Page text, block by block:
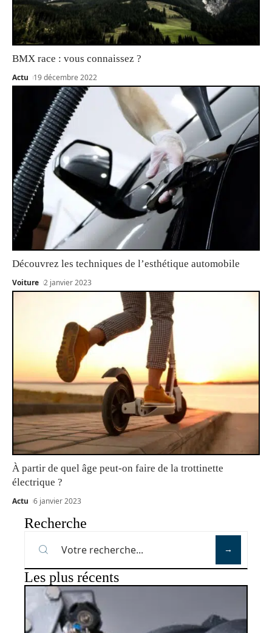
BMX race : vous connaissez ?
Actu 19 décembre 2022
Découvrez les techniques de l’esthétique automobile
Voiture 2 janvier 2023
À partir de quel âge peut-on faire de la trottinette
électrique ?
Actu 6 janvier 2023
Recherche
Les plus récents